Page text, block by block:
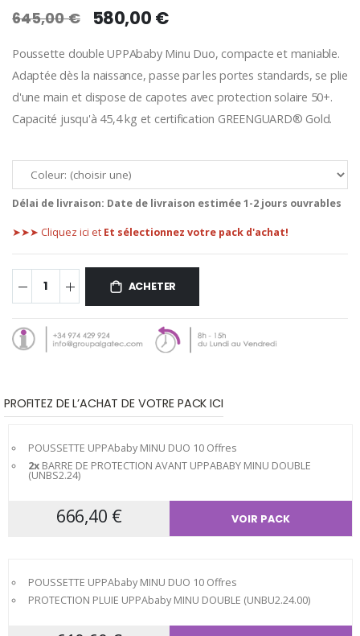
645,00 € 580,00 €
Poussette double UPPAbaby Minu Duo, compacte et maniable.
Adaptée dès la naissance, passe par les portes standards, se plie
d'une main et dispose de capotes avec protection solaire 50+.
Capacité jusqu'à 45,4 kg et certification GREENGUARD® Gold.
Délai de livraison: Date de livraison estimée 1-2 jours ouvrables
➤➤➤ Cliquez ici et Et sélectionnez votre pack d'achat!
ACHETER
PROFITEZ DE L’ACHAT DE VOTRE PACK ICI
POUSSETTE UPPAbaby MINU DUO 10 Offres
2x BARRE DE PROTECTION AVANT UPPABABY MINU DOUBLE
(UNBS2.24)
666,40 € VOIR PACK
POUSSETTE UPPAbaby MINU DUO 10 Offres
PROTECTION PLUIE UPPAbaby MINU DOUBLE (UNBU2.24.00)